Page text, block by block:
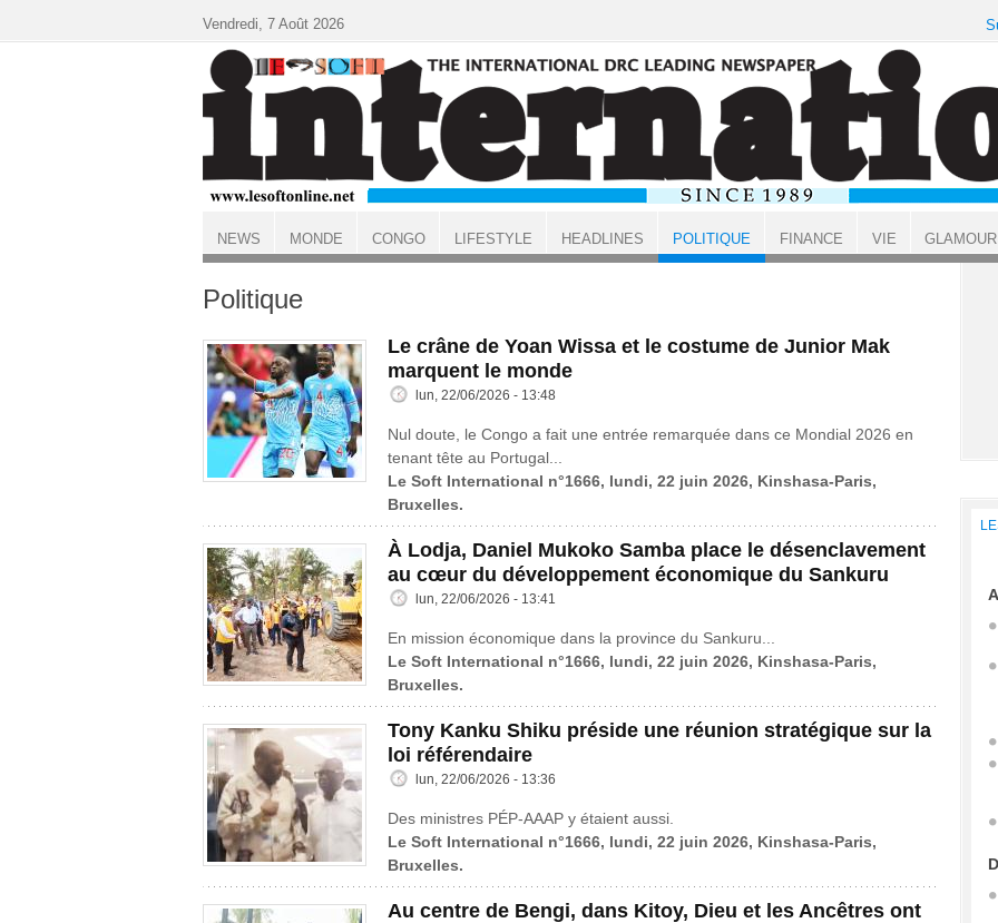
ACCUEIL
Politique
Le crâne de Yoan Wissa et le costume de Junior Mak
marquent le monde
lun, 22/06/2026 - 13:48
Nul doute, le Congo a fait une entrée remarquée dans ce Mondial 2026 en
tenant tête au Portugal...
Le Soft International n°1666, lundi, 22 juin 2026, Kinshasa-Paris,
Bruxelles.
À Lodja, Daniel Mukoko Samba place le désenclavement
au cœur du développement économique du Sankuru
lun, 22/06/2026 - 13:41
En mission économique dans la province du Sankuru...
Le Soft International n°1666, lundi, 22 juin 2026, Kinshasa-Paris,
Bruxelles.
Tony Kanku Shiku préside une réunion stratégique sur la
loi référendaire
lun, 22/06/2026 - 13:36
Des ministres PÉP-AAAP y étaient aussi.
Le Soft International n°1666, lundi, 22 juin 2026, Kinshasa-Paris,
Bruxelles.
Au centre de Bengi, dans Kitoy, Dieu et les Ancêtres ont
Vendredi, 7 Août 2026
NEWS MONDE CONGO LIFESTYLE HEADLINES POLITIQUE FINANCE VIE GLAMOUR